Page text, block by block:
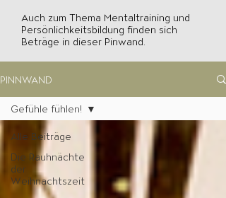
Auch zum Thema Mentaltraining und
Persönlichkeitsbildung finden sich
Beträge in dieser Pinwand.
PINNWAND
Alle Beiträge
Die Rauhnächte
der
Weihnachtszeit
Gefühle fühlen!